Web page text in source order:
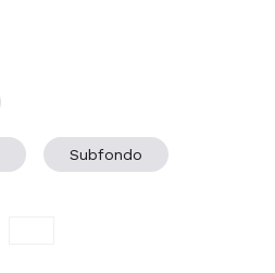
Subfondo